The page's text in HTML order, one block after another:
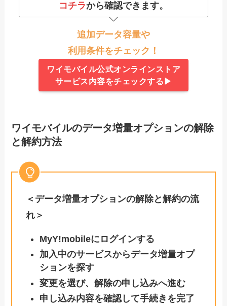
コチラから確認できます。
追加データ容量や
利用条件をチェック！
ワイモバイル公式オンラインストア
サービス内容をチェックする▶
ワイモバイルのデータ増量オプションの解除
と解約方法
＜データ増量オプションの解除と解約の流
れ＞
MyY!mobileにログインする
加入中のサービスからデータ増量オプ
ションを探す
変更を選び、解除の申し込みへ進む
申し込み内容を確認して手続きを完了